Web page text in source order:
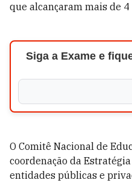
que alcançaram mais de
Siga a Exame e
O Comitê Nacional de
coordenação da
entidades públicas e